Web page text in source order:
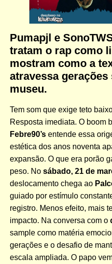
Pumapjl e
tratam o rap como
mostram como a
atravessa
museu.
Tem som que exige teto
Resposta imediata. O boom
Febre90’s entende essa
estética dos anos noventa
expansão. O que era porão
peso. No sábado, 21 de
deslocamento chega ao
guiado por estímulo
registro. Menos efeito, mais
impacto. Na conversa com o
sample como matéria
gerações e o desafio de
escala ampliada. O papo